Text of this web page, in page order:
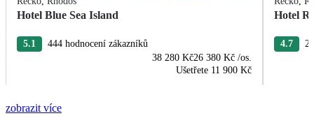
Hotel Blue Sea Island
5.1
444 hodnocení zákazníků
38 280 Kč26 380 Kč /os.
Ušetřete 11 900 Kč
Hotel
4.7
zobrazit více